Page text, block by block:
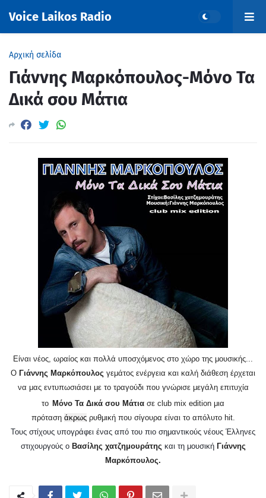
Voice Laikos Radio
Αρχική σελίδα
Γιάννης Μαρκόπουλος-Μόνο Τα
Δικά σου Μάτια
Είναι νέος, ωραίος και πολλά υποσχόμενος στο χώρο της μουσικής...
Ο Γιάννης Μαρκόπουλος γεμάτος ενέργεια και καλή διάθεση έρχεται
να μας εντυπωσιάσει με το τραγούδι που γνώρισε μεγάλη επιτυχία
το Μόνο Τα Δικά σου Μάτια σε club mix edition μια
πρόταση άκρωςρυθμική που σίγουρα είναι το απόλυτο hit.
Τους στίχους υπογράφει ένας από του πιο σημαντικούς νέους Έλληνες
στιχουργούς ο Βασίλης χατζημουράτης και τη μουσική Γιάννης
Μαρκόπουλος.